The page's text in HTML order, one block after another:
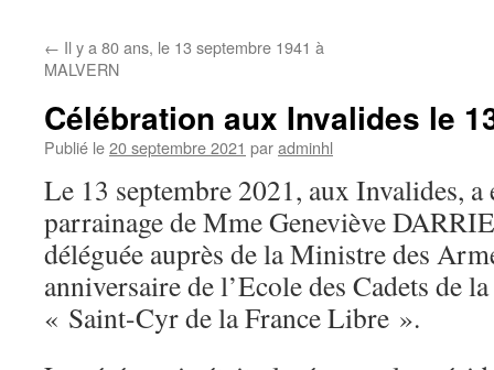
← Il y a 80 ans, le 13 septembre 1941 à
MALVERN
Célébration aux Invalides le
Publié le20 septembre 2021 paradminhl
Le 13 septembre 2021, aux Invalides, a
parrainage de Mme Geneviève
déléguée auprès de la Ministre des
anniversaire de l’Ecole des Cadets de
« Saint-Cyr de la France Libre ».